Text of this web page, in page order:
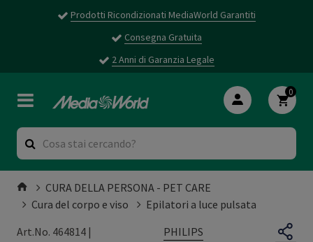
Prodotti Ricondizionati MediaWorld Garantiti
Consegna Gratuita
2 Anni di Garanzia Legale
0
CURA DELLA PERSONA - PET CARE
Cura del corpo e viso
Epilatori a luce pulsata
Art.No. 464814 |
PHILIPS